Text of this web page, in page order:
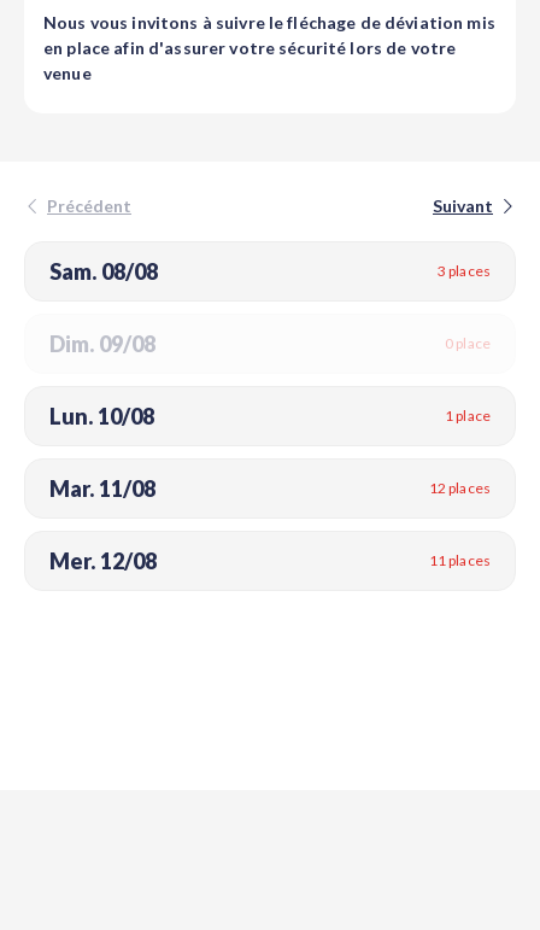
Nous vous invitons à suivre le fléchage de déviation mis
en place afin d'assurer votre sécurité lors de votre
venue
Sam. 08/08 3 places
Dim. 09/08 0 place
Lun. 10/08 1 place
Mar. 11/08 12 places
Mer. 12/08 11 places
Précédent Suivant